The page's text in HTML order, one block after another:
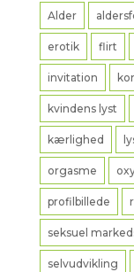
Alder
erotik flirt
invitation
kvindens lyst
kærlighed
orgasme
profilbillede
seksuel
selvudvikling